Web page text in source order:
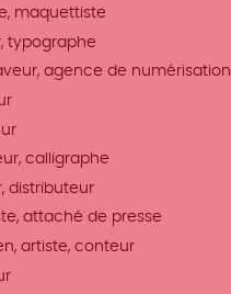
maquettiste
typographe
agence de numérisation
calligraphe
distributeur
attaché de presse
artiste, conteur